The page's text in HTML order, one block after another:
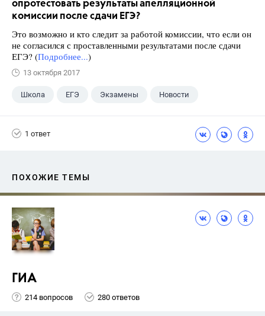
опротестовать результаты апелляционной
комиссии после сдачи ЕГЭ?
Это возможно и кто следит за работой комиссии, что если он
не согласился с проставленными результатами после сдачи
ЕГЭ? (Подробнее...)
13 октября 2017
Школа ЕГЭ Экзамены Новости
1 ответ
ПОХОЖИЕ ТЕМЫ
ГИА
214 вопросов 280 ответов